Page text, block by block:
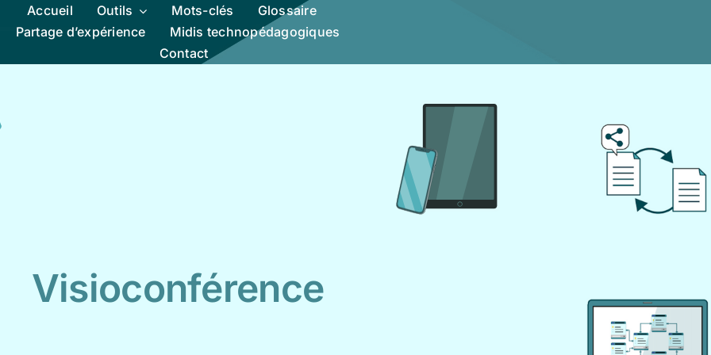
Accueil Outils Mots-clés
Glossaire
Partage d’expérience
Midis technopédagogiques
Contact
Visioconférence